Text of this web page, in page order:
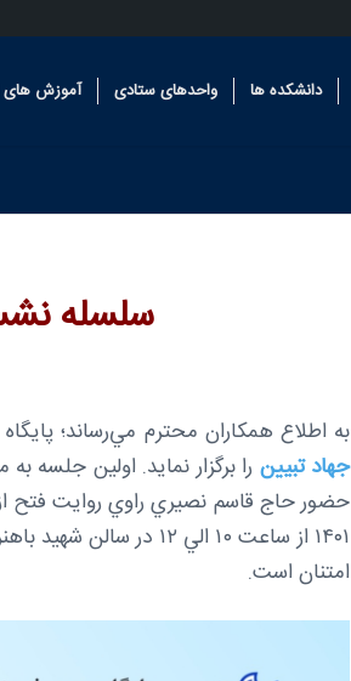
دانشکده ها واحدهای ستادی آموزش های
سلسله
به اطلاع همكاران محترم مي‌رساند؛
جهاد تبيين را برگزار نمايد. اولين جلسه
۱۴۰۱ از ساعت ۱۰ الي
امتنان است.